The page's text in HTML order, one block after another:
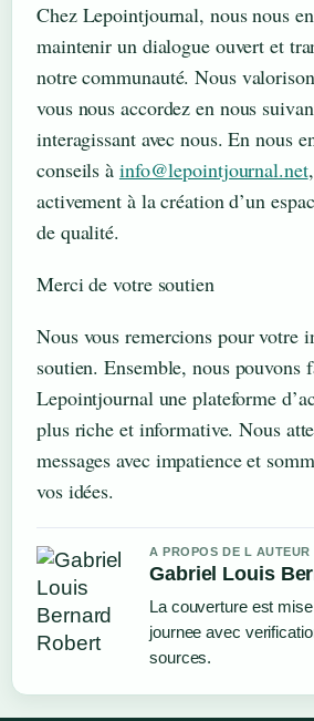
Chez Lepointjournal, nous nous
maintenir un dialogue ouvert et
notre communauté. Nous
vous nous accordez en nous
interagissant avec nous. En nous
conseils à info@lepointjournal.net
activement à la création d’un
de qualité.
Merci de votre soutien
Nous vous remercions pour votre
soutien. Ensemble, nous pouvons
Lepointjournal une plateforme
plus riche et informative. Nous
messages avec impatience et
vos idées.
A PROPOS DE L AUTEUR
Gabriel Louis
La couverture est
journee avec
sources.